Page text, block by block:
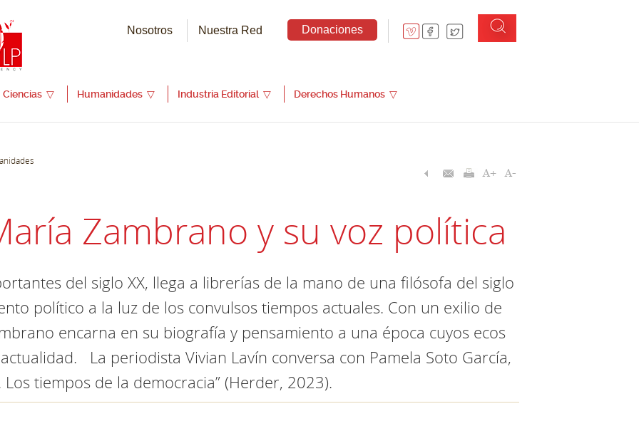
Nosotros Nuestra Red Donaciones
Ciencias ▽ Humanidades ▽ Industria Editorial ▽ Derechos Humanos ▽
Zambrano y su voz política
del siglo XX, llega a librerías de la mano de una filósofa del siglo
político a la luz de los convulsos tiempos actuales. Con un exilio de
encarna en su biografía y pensamiento a una época cuyos ecos
La periodista Vivian Lavín conversa con Pamela Soto García,
tiempos de la democracia” (Herder, 2023).